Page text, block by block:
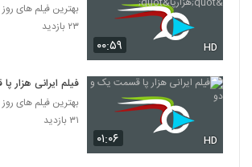
۰۰:۵۹ HD
بهترین فیلم های
۲۳ بازدید
۰۱:۰۶ HD
فیلم ایرانی
بهترین فیلم های
۳۱ بازدید